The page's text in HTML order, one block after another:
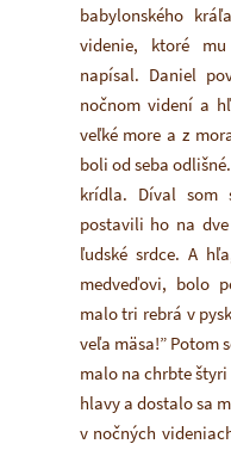
babylonského
videnie, ktoré
napísal. Daniel
nočnom videní a
veľké more a z
boli od seba
krídla. Díval som
postavili ho na
ľudské srdce. A
medveďovi, bolo
malo tri rebrá v
veľa mäsa!” Potom
malo na chrbte
hlavy a dostalo sa
v nočných